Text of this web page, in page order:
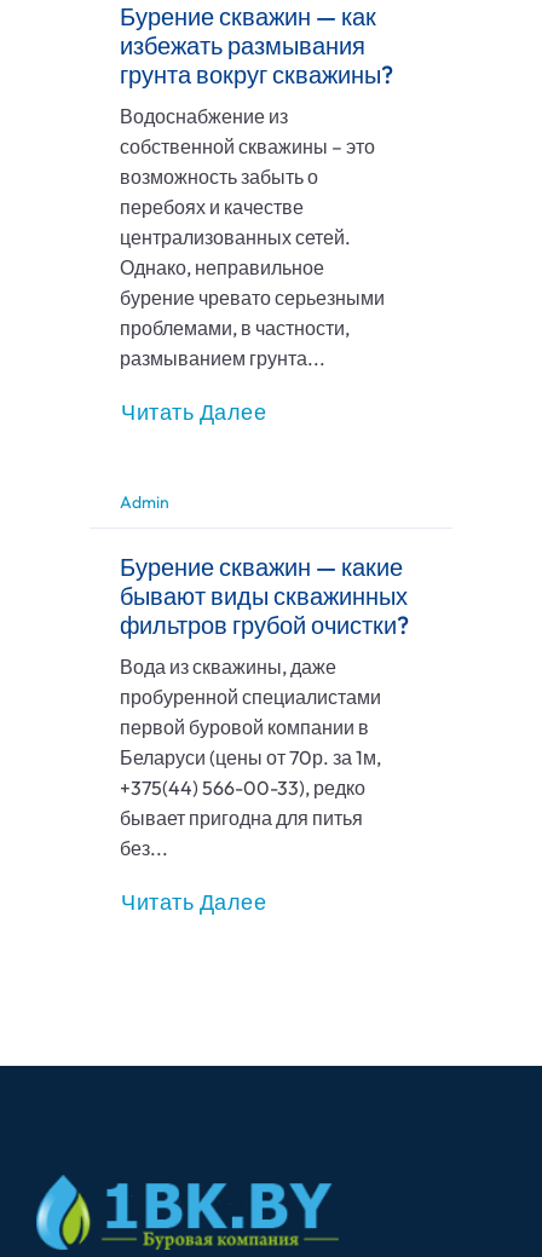
Бурение скважин — как
избежать размывания
грунта вокруг скважины?
Водоснабжение из
собственной скважины – это
возможность забыть о
перебоях и качестве
централизованных сетей.
Однако, неправильное
бурение чревато серьезными
проблемами, в частности,
размыванием грунта...
Читать Далее
Admin
Бурение скважин — какие
бывают виды скважинных
фильтров грубой очистки?
Вода из скважины, даже
пробуренной специалистами
первой буровой компании в
Беларуси (цены от 70р. за 1м,
+375(44) 566-00-33), редко
бывает пригодна для питья
без...
Читать Далее